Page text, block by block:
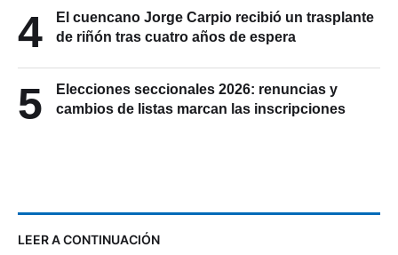
4
El cuencano Jorge Carpio recibió un trasplante
de riñón tras cuatro años de espera
5
Elecciones seccionales 2026: renuncias y
cambios de listas marcan las inscripciones
LEER A CONTINUACIÓN